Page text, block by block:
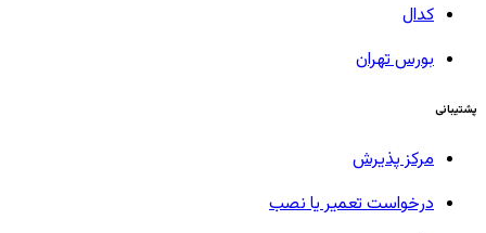
کدال
بورس تهران
پشتیبانی
مرکز پذیرش
درخواست تعمیر یا نصب